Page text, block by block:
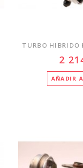
TURBO
2
AÑADIR